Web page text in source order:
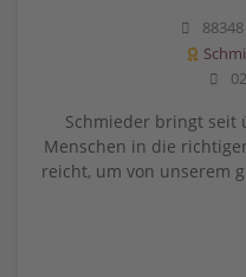
Schmieder bringt seit
Menschen in die
reicht, um von unserem